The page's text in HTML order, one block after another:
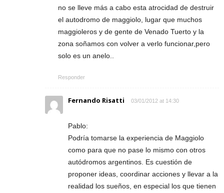
no se lleve más a cabo esta atrocidad de destruir
el autodromo de maggiolo, lugar que muchos
maggioleros y de gente de Venado Tuerto y la
zona soñamos con volver a verlo funcionar,pero
solo es un anelo..
Responder
Fernando Risatti 03/01/2012 at 14:30
Pablo:
Podría tomarse la experiencia de Maggiolo
como para que no pase lo mismo con otros
autódromos argentinos. Es cuestión de
proponer ideas, coordinar acciones y llevar a la
realidad los sueños, en especial los que tienen